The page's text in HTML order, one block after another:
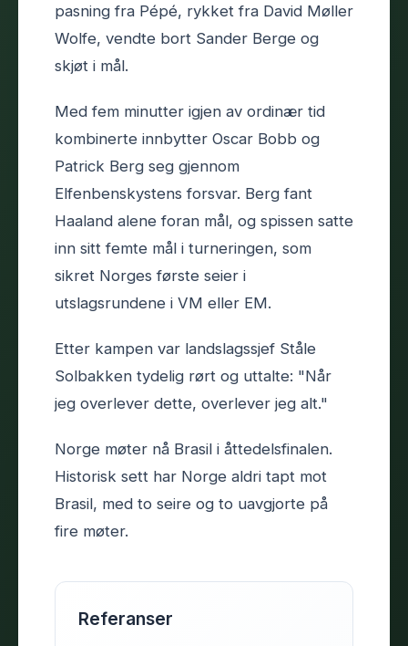
pasning fra Pépé, rykket fra David Møller
Wolfe, vendte bort Sander Berge og
skjøt i mål.
Med fem minutter igjen av ordinær tid
kombinerte innbytter Oscar Bobb og
Patrick Berg seg gjennom
Elfenbenskystens forsvar. Berg fant
Haaland alene foran mål, og spissen satte
inn sitt femte mål i turneringen, som
sikret Norges første seier i
utslagsrundene i VM eller EM.
Etter kampen var landslagssjef Ståle
Solbakken tydelig rørt og uttalte: "Når
jeg overlever dette, overlever jeg alt."
Norge møter nå Brasil i åttedelsfinalen.
Historisk sett har Norge aldri tapt mot
Brasil, med to seire og to uavgjorte på
fire møter.
Referanser